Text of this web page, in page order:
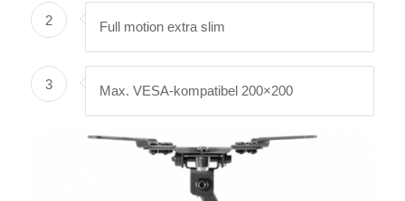
2 Full motion extra slim
3 Max. VESA-kompatibel 200×200